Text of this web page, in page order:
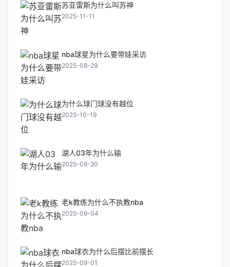
苏亚雷斯为什么叫苏神
2025-11-11
nba球星为什么要带娃采访
2025-08-29
为什么球门球没有越位
2025-10-19
湖人03年为什么输
2025-09-20
老k教练为什么不执教nba
2025-09-04
nba球衣为什么后摆比前摆长
2025-09-01